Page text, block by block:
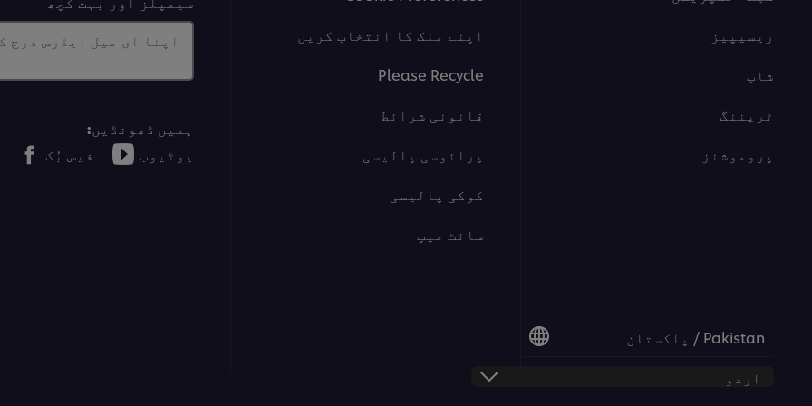
ریسیپیز
شاپ
ٹریننگ
پروموشنز
اپنے ملک کا انتخاب کریں
Please Recycle
قانونی شرائط
پرائوسی پالیسی
کوکی پالیسی
سائٹ میپ
اپنا ای میل ایڈرس درج
ہمیں ڈھونڈیں:
یوٹیوب
فیس بُک
Pakistan / پاکستان